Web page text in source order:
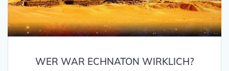
WER WAR ECHNATON WIRKLICH?